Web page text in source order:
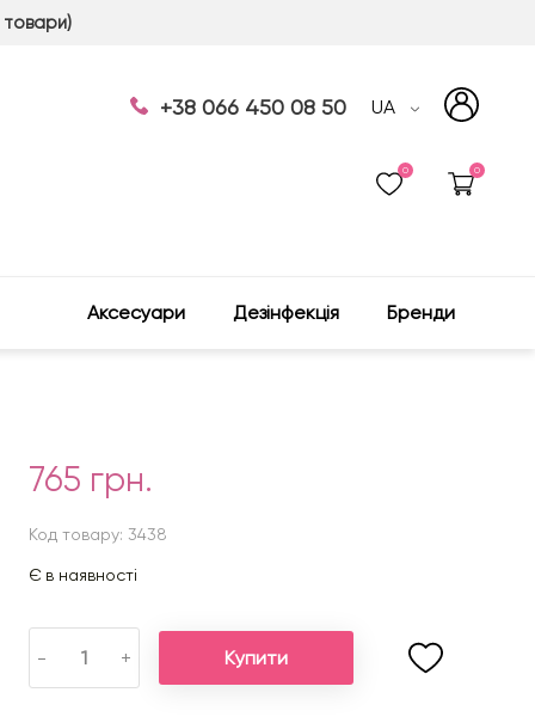
товари)
+38 066 450 08 50 UA
0 0
Аксесуари Дезінфекція Бренди
765 грн.
Код товару: 3438
Є в наявності
- + Купити